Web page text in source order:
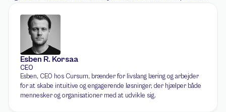
Esben R. Korsaa
CEO
Esben, CEO hos Cursum, brænder for livslang læring og arbejder
for at skabe intuitive og engagerende løsninger, der hjælper både
mennesker og organisationer med at udvikle sig.